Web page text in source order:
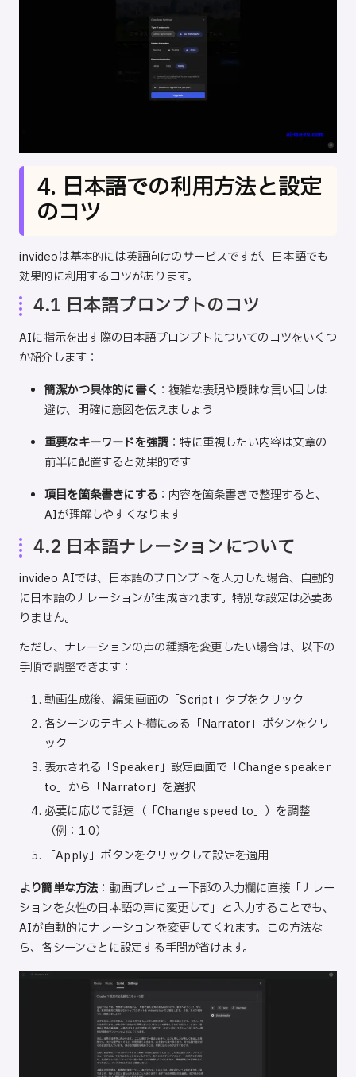
4. 日本語での利用方法と設定
のコツ
invideoは基本的には英語向けのサービスですが、日本語でも
効果的に利用するコツがあります。
4.1 日本語プロンプトのコツ
AIに指示を出す際の日本語プロンプトについてのコツをいくつ
か紹介します：
簡潔かつ具体的に書く ：複雑な表現や曖昧な言い回しは
避け、明確に意図を伝えましょう
重要なキーワードを強調 ：特に重視したい内容は文章の
前半に配置すると効果的です
項目を箇条書きにする ：内容を箇条書きで整理すると、
AIが理解しやすくなります
4.2 日本語ナレーションについて
invideo AIでは、日本語のプロンプトを入力した場合、自動的
に日本語のナレーションが生成されます。特別な設定は必要あ
りません。
ただし、ナレーションの声の種類を変更したい場合は、以下の
手順で調整できます：
動画生成後、編集画面の「Script」タブをクリック
各シーンのテキスト横にある「Narrator」ボタンをクリ
ック
表示される「Speaker」設定画面で「Change speaker
to」から「Narrator」を選択
必要に応じて話速（「Change speed to」）を調整
（例：1.0）
「Apply」ボタンをクリックして設定を適用
より簡単な方法 ：動画プレビュー下部の入力欄に直接「ナレー
ションを女性の日本語の声に変更して」と入力することでも、
AIが自動的にナレーションを変更してくれます。この方法な
ら、各シーンごとに設定する手間が省けます。